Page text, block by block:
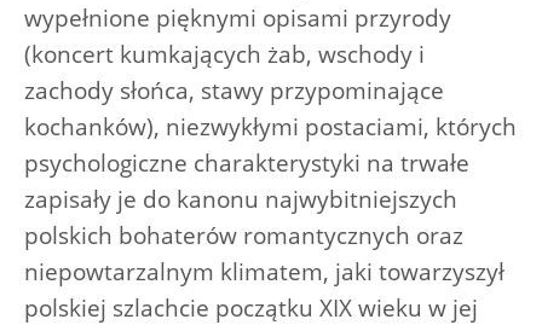
wypełnione pięknymi opisami przyrody
(koncert kumkających żab, wschody i
zachody słońca, stawy przypominające
kochanków), niezwykłymi postaciami, których
psychologiczne charakterystyki na trwałe
zapisały je do kanonu najwybitniejszych
polskich bohaterów romantycznych oraz
niepowtarzalnym klimatem, jaki towarzyszył
polskiej szlachcie początku XIX wieku w jej